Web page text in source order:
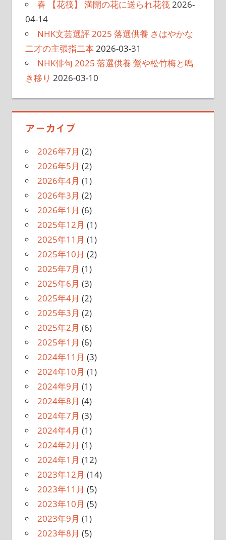
春 【花筏】 満開の花に送られ花筏2026-
04-14
NHK文芸選評 2025 落選供養 さはやかな
二才の主張指二本 2026-03-31
NHK俳句 2025 落選供養 鶯や松竹梅と鳴
き移り 2026-03-10
アーカイブ
2026年7月 (2)
2026年5月 (2)
2026年4月 (1)
2026年3月 (2)
2026年1月 (6)
2025年12月 (1)
2025年11月 (1)
2025年10月 (2)
2025年7月 (1)
2025年6月 (3)
2025年4月 (2)
2025年3月 (2)
2025年2月 (6)
2025年1月 (6)
2024年11月 (3)
2024年10月 (1)
2024年9月 (1)
2024年8月 (4)
2024年7月 (3)
2024年4月 (1)
2024年2月 (1)
2024年1月 (12)
2023年12月 (14)
2023年11月 (5)
2023年10月 (5)
2023年9月 (1)
2023年8月 (5)